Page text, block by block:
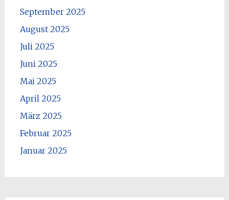
September 2025
August 2025
Juli 2025
Juni 2025
Mai 2025
April 2025
März 2025
Februar 2025
Januar 2025